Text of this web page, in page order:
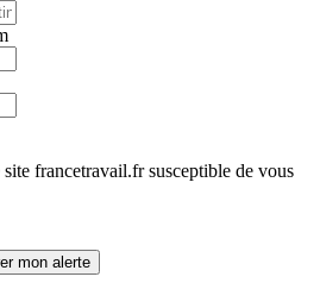
francetravail.fr susceptible de vous
mon alerte